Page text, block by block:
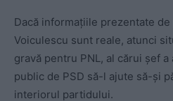
Dacă informațiile prezentate
Voiculescu sunt reale, atunci
gravă pentru PNL, al cărui șef
public de PSD să-l ajute să-și
interiorul partidului.